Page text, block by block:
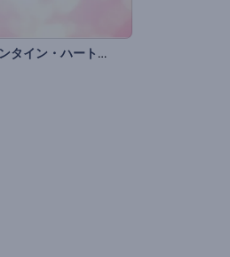
スモーキー・バレンタイン・ハートのイントロ動画